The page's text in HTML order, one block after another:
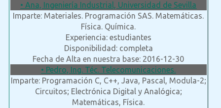
• Ana, Ingeniería Industrial, Universidad de Sevilla
Imparte: Materiales. Programación SAS. Matemáticas.
Física. Química.
Experiencia: estudiantes
Disponibilidad: completa
Fecha de Alta en nuestra base: 2016-12-30
• Pedro, Ing. Téc. Telecomunicaciones.
Imparte: Programación C, C++, Java, Pascal, Modula-2;
Circuitos; Electrónica Digital y Analógica;
Matemáticas, Física.